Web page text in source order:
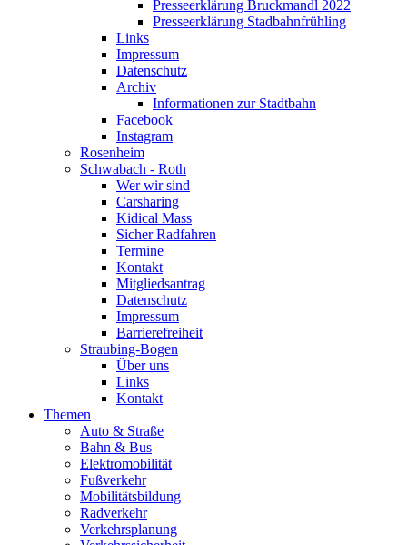
Presseerklärung Bruckmandl 2022
Presseerklärung Stadbahnfrühling
Links
Impressum
Datenschutz
Archiv
Informationen zur Stadtbahn
Facebook
Instagram
Rosenheim
Schwabach - Roth
Wer wir sind
Carsharing
Kidical Mass
Sicher Radfahren
Termine
Kontakt
Mitgliedsantrag
Datenschutz
Impressum
Barrierefreiheit
Straubing-Bogen
Über uns
Links
Kontakt
Themen
Auto & Straße
Bahn & Bus
Elektromobilität
Fußverkehr
Mobilitätsbildung
Radverkehr
Verkehrsplanung